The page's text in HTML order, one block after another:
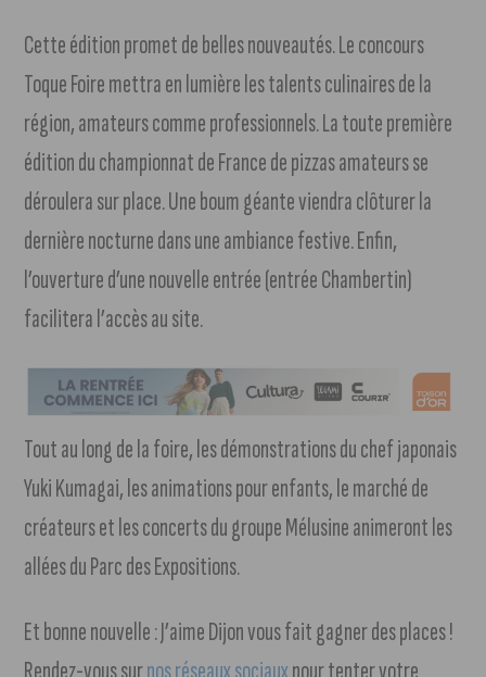
Cette édition promet de belles nouveautés. Le concours
Toque Foire mettra en lumière les talents culinaires de la
région, amateurs comme professionnels. La toute première
édition du championnat de France de pizzas amateurs se
déroulera sur place. Une boum géante viendra clôturer la
dernière nocturne dans une ambiance festive. Enfin,
l’ouverture d’une nouvelle entrée (entrée Chambertin)
facilitera l’accès au site.
Tout au long de la foire, les démonstrations du chef japonais
Yuki Kumagai, les animations pour enfants, le marché de
créateurs et les concerts du groupe Mélusine animeront les
allées du Parc des Expositions.
Et bonne nouvelle : J’aime Dijon vous fait gagner des places !